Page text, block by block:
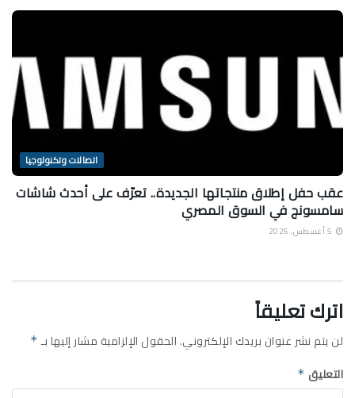
اتصالات وتكنولوجيا
عقب حفل إطلاق منتجاتها الجديدة.. تعرّف على أحدث شاشات
سامسونج في السوق المصري
اترك تعليقاً
لن يتم نشر عنوان بريدك الإلكتروني.الحقول الإلزامية مشار إليها بـ *
التعليق *